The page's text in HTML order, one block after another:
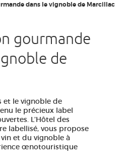
dans le vignoble de Marcillac
gourmande
de
et le vignoble de
le précieux label
L’Hôtel des
labellisé, vous propose
et du vignoble à
œnotouristique